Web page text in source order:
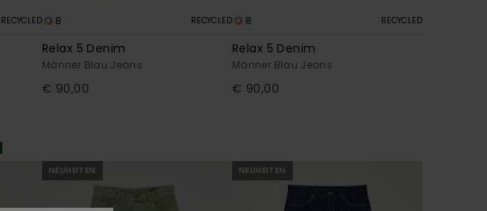
RECYCLED 8 RECYCLED
Relax 5 Denim
Männer Blau Jeans
€ 90,00
8 RECYCLED
Relax 5 Denim
Männer Blau Jeans
€ 90,00
NEUHEITEN NEUHEITEN